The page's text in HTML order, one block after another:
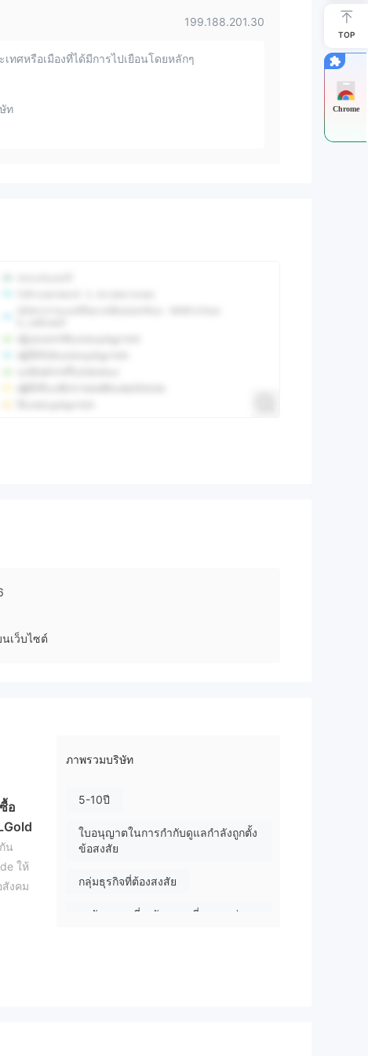
199.188.201.30
เทศหรือเมืองที่ได้มีการไปเยือนโดยหลักๆ
ท
เว็บไซต์
อ
น
ให้
งคม
อบ
กับ
ภาพรวมบริษัท
5-10ปี
ใบอนุญาตในการกำกับดูแลกำลังถูกตั้ง
ข้อสงสัย
กลุ่มธุรกิจที่ต้องสงสัย
ระวังความเสี่ยงอันตรายที่อาจจะซ่อน
TOP
Chrome